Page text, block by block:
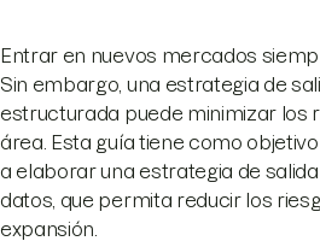
Entrar en nuevos mercados
Sin embargo, una estrategia de
estructurada puede minimizar los
área. Esta guía tiene como
a elaborar una estrategia de
datos, que permita reducir los
expansión.